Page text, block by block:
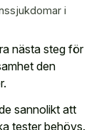
i
nästa steg för
den
sannolikt att
tester behövs.